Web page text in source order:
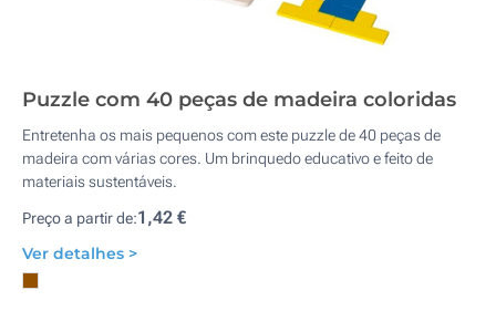
Puzzle com 40 peças de madeira coloridas
Entretenha os mais pequenos com este puzzle de 40 peças de
madeira com várias cores. Um brinquedo educativo e feito de
materiais sustentáveis.
Preço a partir de:1,42 €
Ver detalhes >